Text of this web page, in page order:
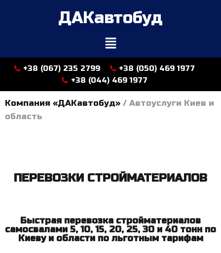
ДАКавтобуд
+38 (067) 235 2799
+38 (050) 469 1977
+38 (044) 469 1977
Компания «ДАКавтобуд» / Автоуслуги Киев и
область
ПЕРЕВОЗКИ СТРОЙМАТЕРИАЛОВ
Быстрая перевозка стройматериалов
самосвалами 5, 10, 15, 20, 25, 30 и 40 тонн по
Киеву и области по льготным тарифам